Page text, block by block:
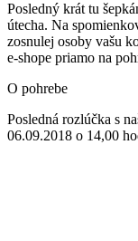
Posledný krát tu
útecha. Na
zosnulej osoby vašu
e-shope priamo na
O pohrebe
Posledná rozlúčka s
06.09.2018 o 14,00